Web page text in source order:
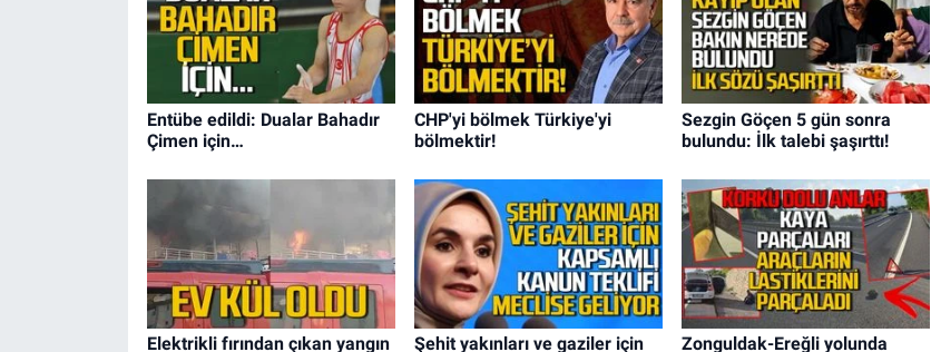
Entübe edildi: Dualar Bahadır
Çimen için…
CHP'yi bölmek Türkiye'yi
bölmektir!
Sezgin Göçen 5 gün sonra
bulundu: İlk talebi şaşırttı!
Elektrikli fırından çıkan yangın Şehit yakınları ve gaziler için Zonguldak-Ereğli yolunda